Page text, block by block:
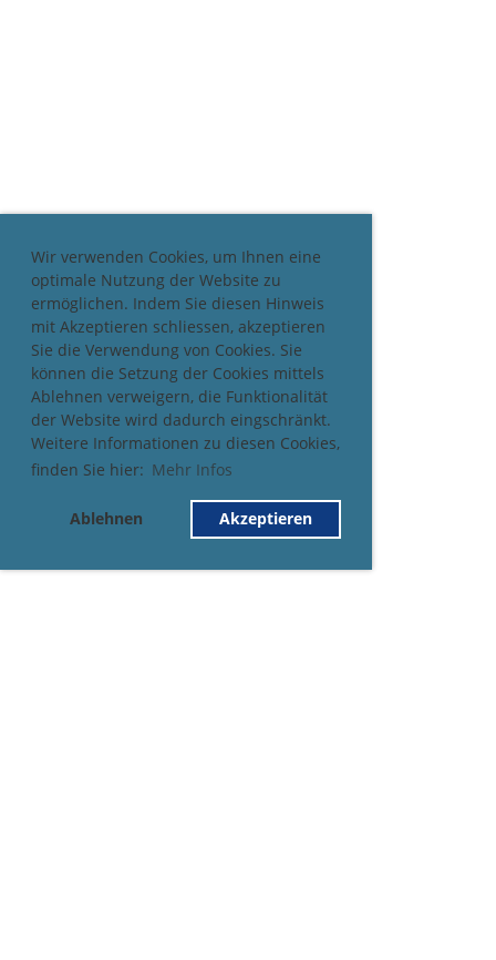
Wir verwenden Cookies, um Ihnen eine
optimale Nutzung der Website zu
ermöglichen. Indem Sie diesen Hinweis
mit Akzeptieren schliessen, akzeptieren
Sie die Verwendung von Cookies. Sie
können die Setzung der Cookies mittels
Ablehnen verweigern, die Funktionalität
der Website wird dadurch eingschränkt.
Weitere Informationen zu diesen Cookies,
finden Sie hier: Mehr Infos
Ablehnen Akzeptieren